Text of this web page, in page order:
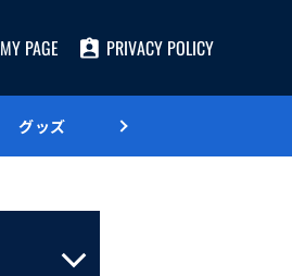
MY PAGE PRIVACY POLICY
グッズ